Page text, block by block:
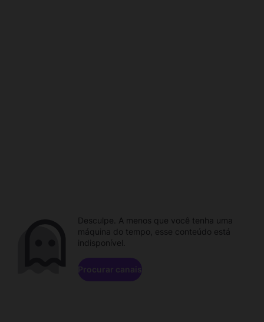
Desculpe. A menos que você tenha uma
máquina do tempo, esse conteúdo está
indisponível.
Procurar canais